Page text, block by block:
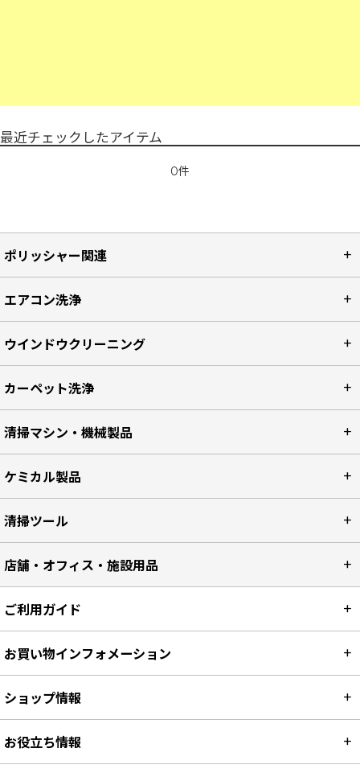
最近チェックしたアイテム
0件
ポリッシャー関連
エアコン洗浄
ウインドウクリーニング
カーペット洗浄
清掃マシン・機械製品
ケミカル製品
清掃ツール
店舗・オフィス・施設用品
ご利用ガイド
お買い物インフォメーション
ショップ情報
お役立ち情報